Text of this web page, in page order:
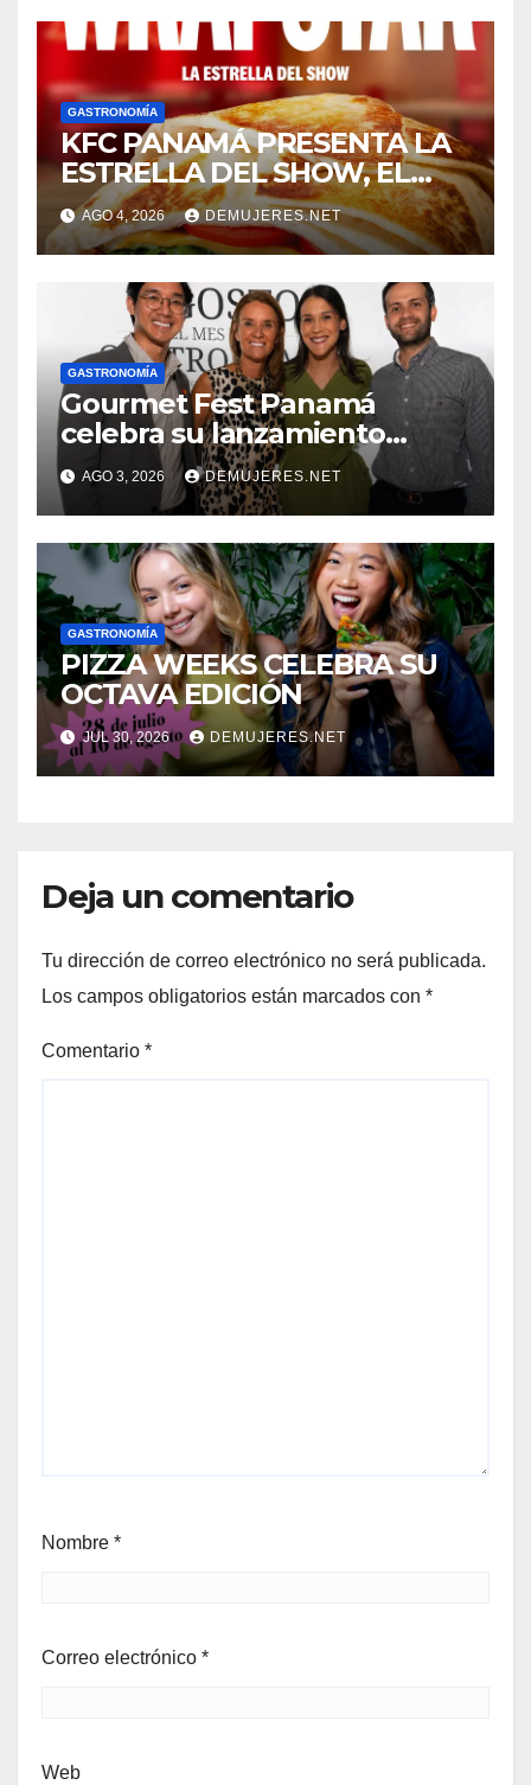
GASTRONOMÍA
KFC PANAMÁ PRESENTA LA
ESTRELLA DEL SHOW, EL
NUEVO WRAPSTAR QUE
LLEVA EL CRUNCH DEL
CORONEL A OTRO NIVEL
AGO 4, 2026 DEMUJERES.NET
GASTRONOMÍA
Gourmet Fest Panamá
celebra su lanzamiento
oficial y da inicio a su primera
edición
AGO 3, 2026 DEMUJERES.NET
GASTRONOMÍA
PIZZA WEEKS CELEBRA SU
OCTAVA EDICIÓN
JUL 30, 2026 DEMUJERES.NET
Deja un comentario
Tu dirección de correo electrónico no será publicada.
Los campos obligatorios están marcados con *
Comentario *
Nombre *
Correo electrónico *
Web